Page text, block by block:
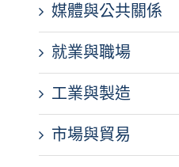
媒體與公共關係
就業與職場
工業與製造
市場與貿易